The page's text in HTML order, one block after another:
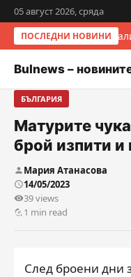
05 август 2026, сряда
ПОСЛЕДНИ НОВИНИ
Bulnews –
БЪЛГАРИЯ
Матурите
брой изпити и
Мария Атанасова
14/05/2023
39 views
1 min read
След броени дни